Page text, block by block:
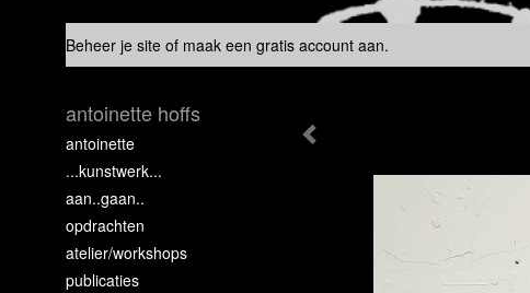
Beheer je site of maak een gratis account aan.
antoinette hoffs
antoinette
...kunstwerk...
aan..gaan..
opdrachten
atelier/workshops
publicaties